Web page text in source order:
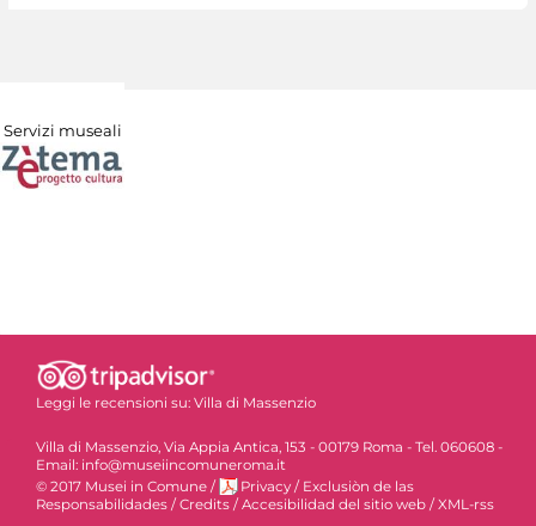
Servizi museali
Leggi le recensioni su: Villa di Massenzio
Villa di Massenzio, Via Appia Antica, 153 - 00179 Roma - Tel. 060608 -
Email: info@museiincomuneroma.it
© 2017 Musei in Comune / Privacy / Exclusiòn de las
Responsabilidades /Credits /Accesibilidad del sitio web /XML-rss